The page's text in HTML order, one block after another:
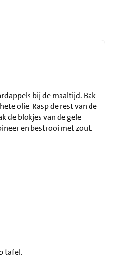
bij de maaltijd. Bak
olie. Rasp de rest van de
de blokjes van de gele
en bestrooi met zout.
tafel.